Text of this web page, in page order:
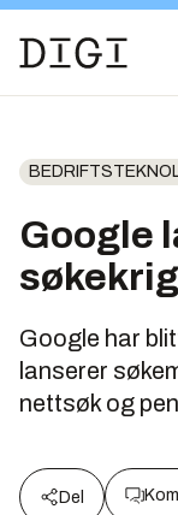
Google
søkekrig
Google har
lanserer
nettsøk og
Del